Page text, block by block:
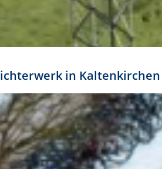
in Kaltenkirchen